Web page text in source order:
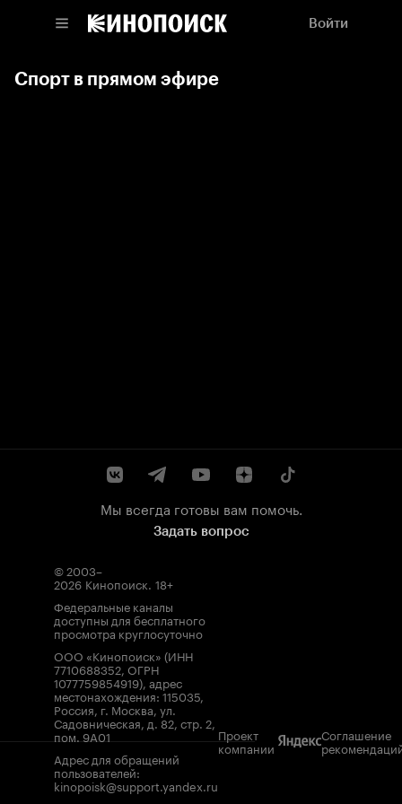
Войти
Спорт в прямом эфире
Мы всегда готовы вам помочь.
Задать вопрос
© 2003–
2026 Кинопоиск. 18+
Федеральные каналы
доступны для бесплатного
просмотра круглосуточно
ООО «Кинопоиск» (ИНН
7710688352, ОГРН
1077759854919), адрес
местонахождения: 115035,
Россия, г. Москва, ул.
Садовническая, д. 82, стр. 2,
пом. 9А01
Адрес для обращений
пользователей:
kinopoisk@support.yandex.ru
Проект
компании
Соглашение